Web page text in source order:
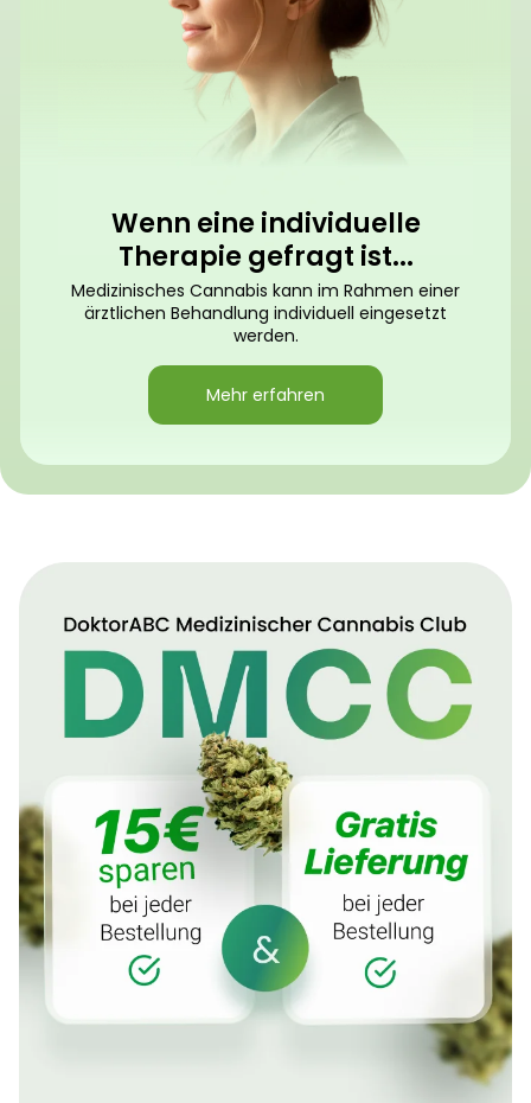
Wenn eine individuelle
Therapie gefragt ist...
Medizinisches Cannabis kann im Rahmen einer
ärztlichen Behandlung individuell eingesetzt
werden.
Mehr erfahren